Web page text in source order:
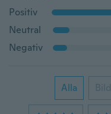
Positiv
Neutral
Negativ
Alla Bild